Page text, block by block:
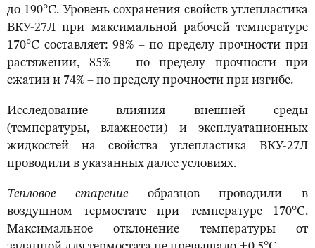
до 190°С. Уровень сохранения свойств углепластика
ВКУ-27Л при максимальной рабочей температуре
170°С составляет: 98% – по пределу прочности при
растяжении, 85% – по пределу прочности при
сжатии и 74% – по пределу прочности при изгибе.
Исследование влияния внешней среды
(температуры, влажности) и эксплуатационных
жидкостей на свойства углепластика ВКУ-27Л
проводили в указанных далее условиях.
Тепловое старениеобразцов проводили в
воздушном термостате при температуре 170°С.
Максимальное отклонение температуры от